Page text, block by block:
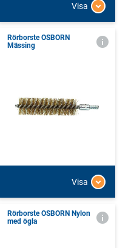
Visa
Rörborste OSBORN
Mässing
Visa
Rörborste OSBORN Nylon
med ögla